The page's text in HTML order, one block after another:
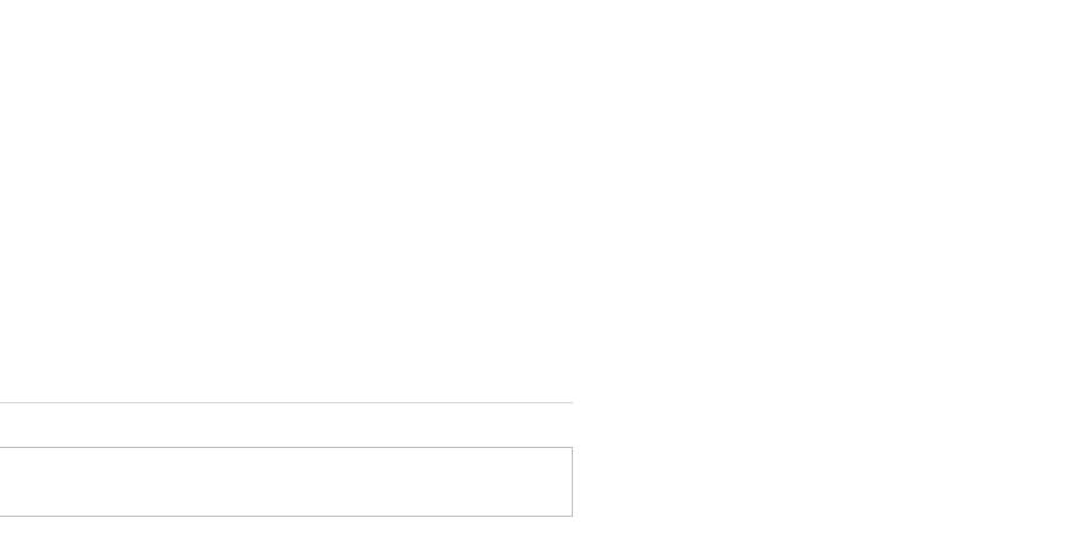
Transferegov para
Emendas Pix, já podem utilizar a
prazo para envio de
sobre Operações Imobiliárias